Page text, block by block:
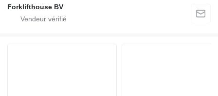
Forklifthouse BV